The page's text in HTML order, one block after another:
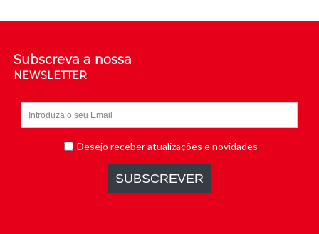
Subscreva a nossa
NEWSLETTER